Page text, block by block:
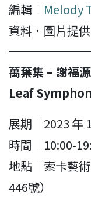
編輯｜ Melody
資料．圖片提
萬葉集 – 謝福
Leaf
展期｜2023 年
時間｜10:00-
地點｜索卡藝
446號）